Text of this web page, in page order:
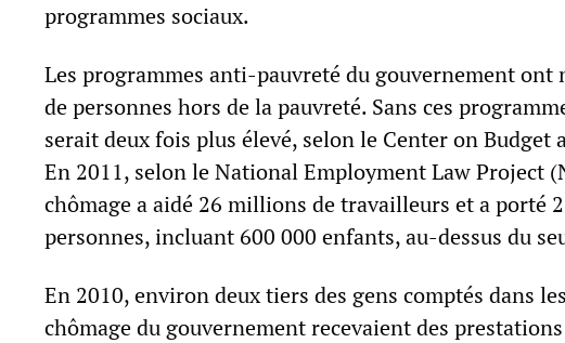
programmes sociaux.
Les programmes anti-pauvreté du gouvernement
de personnes hors de la pauvreté. Sans ces
serait deux fois plus élevé, selon le Center on Budget
En 2011, selon le National Employment Law Project
chômage a aidé 26 millions de travailleurs et a porté
personnes, incluant 600 000 enfants, au-dessus du
En 2010, environ deux tiers des gens comptés dans
chômage du gouvernement recevaient des